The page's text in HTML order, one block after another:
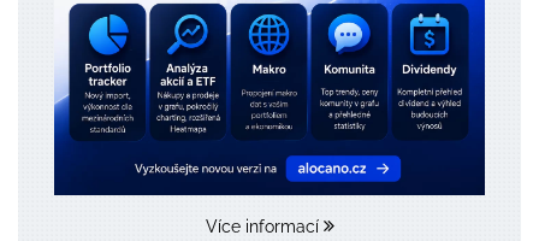
Více informací